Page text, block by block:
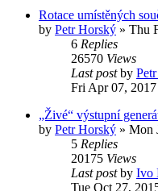
Rotace umístěných
by Petr Horský » Thu
6 Replies
26570 Views
Last postby
Fri Apr 07,
„Živé“ výstupní
by Petr Horský » Mon
5 Replies
20175 Views
Last postby Ivo
Tue Oct 27,